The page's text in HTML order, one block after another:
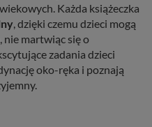
Każda książeczka
, dzięki czemu dzieci mogą
nie martwiąc się o
zadania dzieci
oko-ręka i poznają